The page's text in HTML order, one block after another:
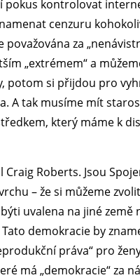
pokus kontrolovat
cenzuru
za
„extrémem“ a
potom si přijdou pro
A tak musíme mít
který máme k
Roberts. Jsou
– že si můžeme
uvalena na jiné země
demokracie by
práva“ pro
má „demokracie“ za